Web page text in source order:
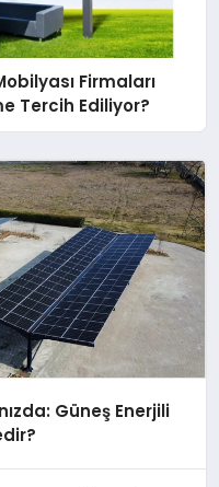
Firmaları
Tercih Ediliyor?
Güneş Enerjili